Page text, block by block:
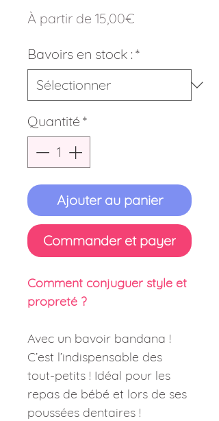
À partir de 15,00€
Bavoirs en stock : *
Quantité *
Ajouter au panier
Commander et payer
Comment conjuguer style et
propreté ?
Avec un bavoir bandana !
C’est l’indispensable des
tout-petits ! Idéal pour les
repas de bébé et lors de ses
poussées dentaires !